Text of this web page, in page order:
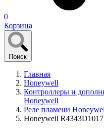
0
Корзина
Поиск
Главная
Honeywell
Контроллеры и
Honeywell
Реле пламени
Honeywell R4343D1017